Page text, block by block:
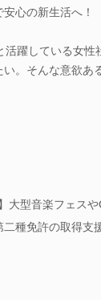
心の新生活へ！
活躍している女
。そんな意欲あ
大型音楽フェス
種免許の取得支